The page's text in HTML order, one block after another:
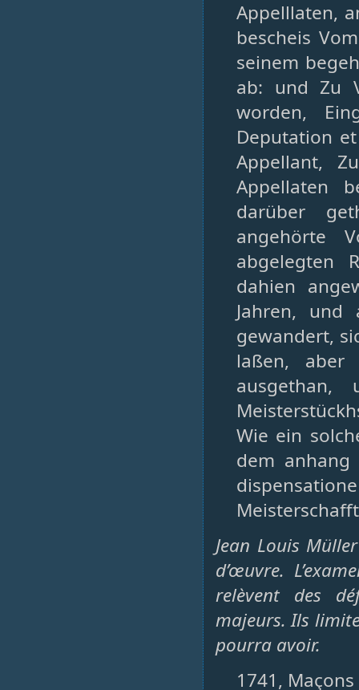
Appelllaten,
bescheis
seinem
ab: und Zu
worden,
Deputation
Appellant,
Appellaten
darüber
angehörte
abgelegten
dahien
Jahren,
gewandert,
laßen, aber
ausgethan,
Wie ein
dem
Jean Louis
d’œuvre.
relèvent des
majeurs. Ils
pourra avoir.
1741,